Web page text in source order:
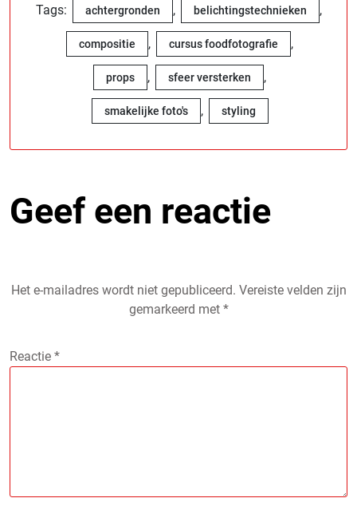
Tags: achtergronden , belichtingstechnieken ,
compositie , cursus foodfotografie ,
props , sfeer versterken ,
smakelijke foto's , styling
Geef een reactie
Het e-mailadres wordt niet gepubliceerd. Vereiste velden zijn
gemarkeerd met *
Reactie *